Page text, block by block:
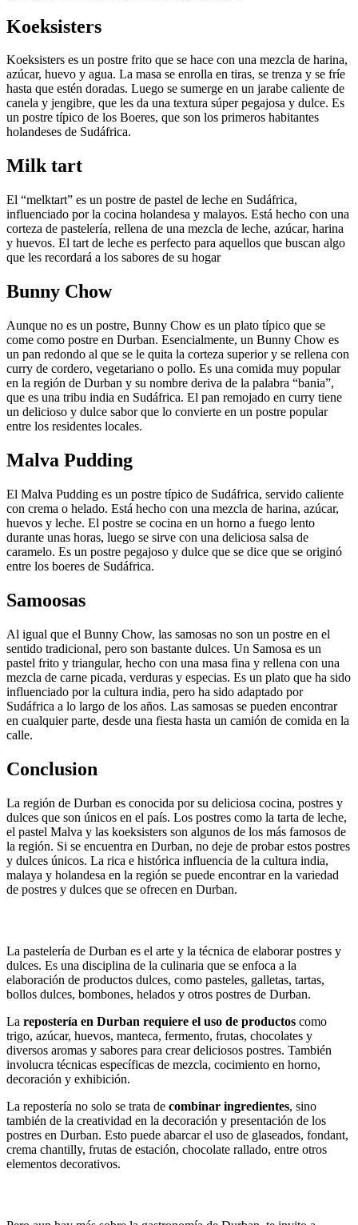
Koeksisters
Koeksisters es un postre frito que se hace con una mezcla de harina,
azúcar, huevo y agua. La masa se enrolla en tiras, se trenza y se fríe
hasta que estén doradas. Luego se sumerge en un jarabe caliente de
canela y jengibre, que les da una textura súper pegajosa y dulce. Es
un postre típico de los Boeres, que son los primeros habitantes
holandeses de Sudáfrica.
Milk tart
El “melktart” es un postre de pastel de leche en Sudáfrica,
influenciado por la cocina holandesa y malayos. Está hecho con una
corteza de pastelería, rellena de una mezcla de leche, azúcar, harina
y huevos. El tart de leche es perfecto para aquellos que buscan algo
que les recordará a los sabores de su hogar
Bunny Chow
Aunque no es un postre, Bunny Chow es un plato típico que se
come como postre en Durban. Esencialmente, un Bunny Chow es
un pan redondo al que se le quita la corteza superior y se rellena con
curry de cordero, vegetariano o pollo. Es una comida muy popular
en la región de Durban y su nombre deriva de la palabra “bania”,
que es una tribu india en Sudáfrica. El pan remojado en curry tiene
un delicioso y dulce sabor que lo convierte en un postre popular
entre los residentes locales.
Malva Pudding
El Malva Pudding es un postre típico de Sudáfrica, servido caliente
con crema o helado. Está hecho con una mezcla de harina, azúcar,
huevos y leche. El postre se cocina en un horno a fuego lento
durante unas horas, luego se sirve con una deliciosa salsa de
caramelo. Es un postre pegajoso y dulce que se dice que se originó
entre los boeres de Sudáfrica.
Samoosas
Al igual que el Bunny Chow, las samosas no son un postre en el
sentido tradicional, pero son bastante dulces. Un Samosa es un
pastel frito y triangular, hecho con una masa fina y rellena con una
mezcla de carne picada, verduras y especias. Es un plato que ha sido
influenciado por la cultura india, pero ha sido adaptado por
Sudáfrica a lo largo de los años. Las samosas se pueden encontrar
en cualquier parte, desde una fiesta hasta un camión de comida en la
calle.
Conclusion
La región de Durban es conocida por su deliciosa cocina, postres y
dulces que son únicos en el país. Los postres como la tarta de leche,
el pastel Malva y las koeksisters son algunos de los más famosos de
la región. Si se encuentra en Durban, no deje de probar estos postres
y dulces únicos. La rica e histórica influencia de la cultura india,
malaya y holandesa en la región se puede encontrar en la variedad
de postres y dulces que se ofrecen en Durban.
La pastelería de Durban es el arte y la técnica de elaborar postres y
dulces. Es una disciplina de la culinaria que se enfoca a la
elaboración de productos dulces, como pasteles, galletas, tartas,
bollos dulces, bombones, helados y otros postres de Durban.
La repostería en Durban requiere el uso de productos como
trigo, azúcar, huevos, manteca, fermento, frutas, chocolates y
diversos aromas y sabores para crear deliciosos postres. También
involucra técnicas específicas de mezcla, cocimiento en horno,
decoración y exhibición.
La repostería no solo se trata de combinar ingredientes, sino
también de la creatividad en la decoración y presentación de los
postres en Durban. Esto puede abarcar el uso de glaseados, fondant,
crema chantilly, frutas de estación, chocolate rallado, entre otros
elementos decorativos.